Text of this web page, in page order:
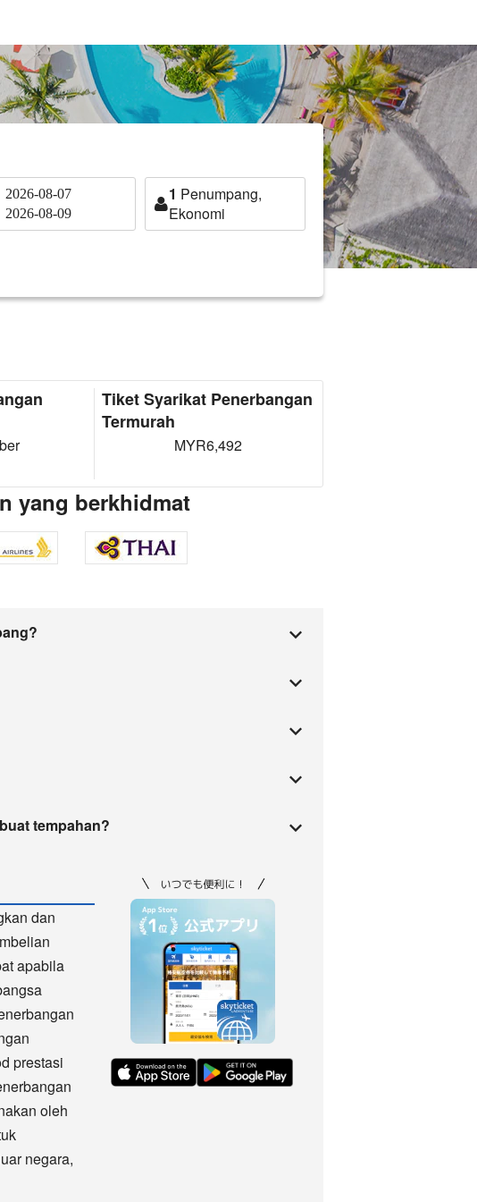
2026-08-07
2026-08-09
1 Penumpang,
Ekonomi
Tiket Syarikat Penerbangan
Termurah
MYR6,492
yang berkhidmat
tempahan?
dan
apabila
prestasi
oleh
negara,